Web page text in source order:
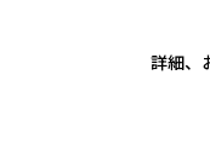
ＴＥ
詳細、